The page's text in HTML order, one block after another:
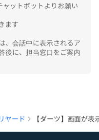
ットボットよりお願い
ます
、会話中に表示されるア
後に、担当窓口をご案内
ヤード 【ダーツ】画面が表